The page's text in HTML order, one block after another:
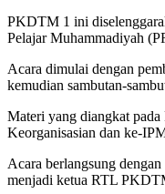
PKDTM 1 ini
Pelajar Muhammadiyah
Acara dimulai dengan
kemudian sambutan-
Materi yang diangkat
Keorganisasian dan ke-
Acara berlangsung
menjadi ketua RTL